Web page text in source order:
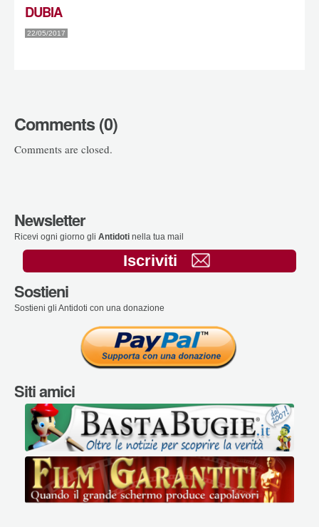
DUBIA
22/05/2017
Comments (0)
Comments are closed.
Newsletter
Ricevi ogni giorno gli Antidoti nella tua mail
Iscriviti
Sostieni
Sostieni gli Antidoti con una donazione
Siti amici